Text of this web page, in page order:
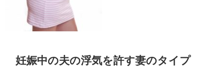
妊娠中の夫の浮気を許す妻のタイプ